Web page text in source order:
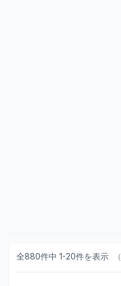
全880件中 1-20件を表示 （